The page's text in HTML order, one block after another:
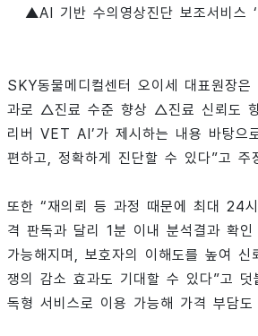
▲AI 기반 수의영상진단 보조서비스 ‘
SKY동물메디컬센터 오이세 대표원장
과로 △진료 수준 향상 △진료 신뢰도
리버 VET AI’가 제시하는 내용 바탕으
편하고, 정확하게 진단할 수 있다”고 주
또한 “재의뢰 등 과정 때문에 최대 24
격 판독과 달리 1분 이내 분석결과 확
가능해지며, 보호자의 이해도를 높여
쟁의 감소 효과도 기대할 수 있다”고
독형 서비스로 이용 가능해 가격 부담도